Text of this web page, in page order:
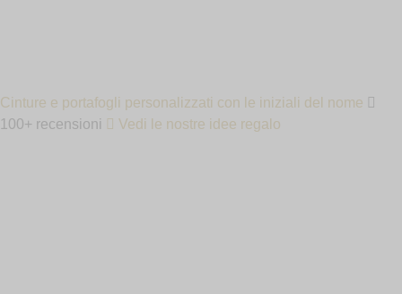
Cinture e portafogli personalizzati con le iniziali del nome
100+ recensioni
Vedi le nostre idee regalo